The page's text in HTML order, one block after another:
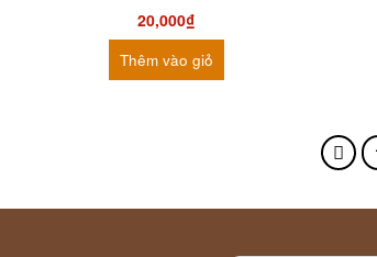
20,000₫
Thêm vào giỏ